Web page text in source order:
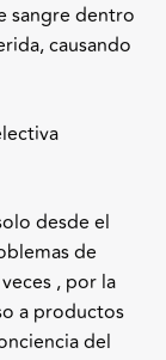
sangre dentro
causando
desde el
de
, por la
a productos
del